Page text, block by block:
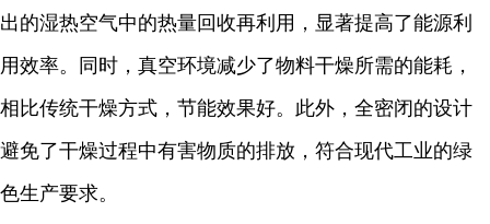
出的湿热空气中的热量回收再利用，显著提高了能源利
用效率。同时，真空环境减少了物料干燥所需的能耗，
相比传统干燥方式，节能效果好。此外，全密闭的设计
避免了干燥过程中有害物质的排放，符合现代工业的绿
色生产要求。